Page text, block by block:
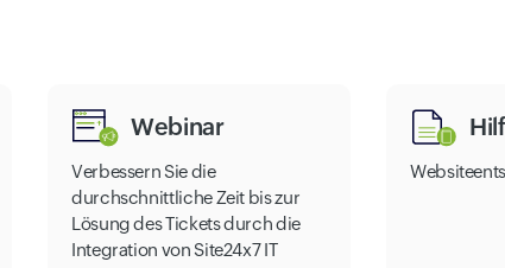
Webinar
Verbessern Sie die
durchschnittliche Zeit bis zur
Lösung des Tickets durch die
Integration von Site24x7 IT